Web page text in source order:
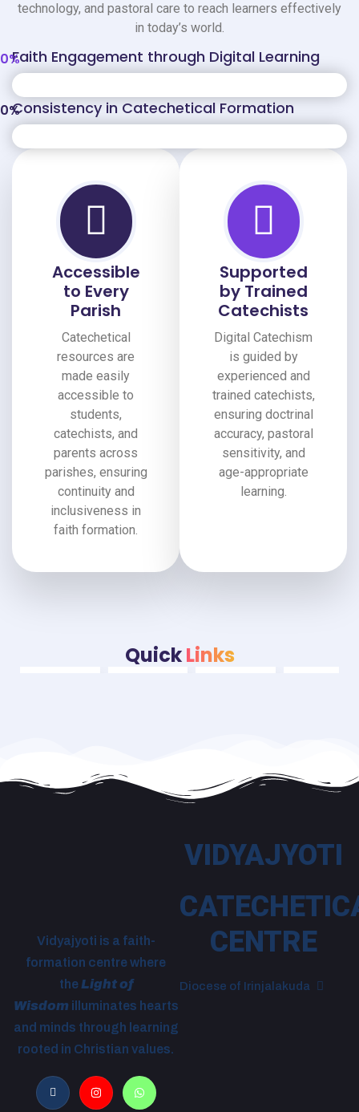
Accessible
to Every
Parish
Catechetical
resources are
made easily
accessible to
students,
catechists, and
parents across
parishes, ensuring
continuity and
inclusiveness in
faith formation.
Supported
by Trained
Catechists
Digital Catechism
is guided by
experienced and
trained catechists,
ensuring doctrinal
accuracy, pastoral
sensitivity, and
age-appropriate
learning.
technology, and pastoral care to reach learners effectively
in today’s world.
Faith Engagement through Digital Learning
0%
Consistency in Catechetical Formation
0%
QuickLinks
Vidyajyoti is a faith-
formation centre where
the Light of
Wisdom illuminates hearts
and minds through learning
rooted in Christian values.
VIDYAJYOTI
CENTRE
Diocese of Irinjalakuda